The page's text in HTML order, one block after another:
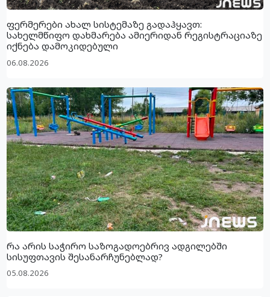
ფერმერები ახალ სისტემაზე გადაჰყავთ:
სახელმწიფო დახმარება ამიერიდან რეგისტრაციაზე
იქნება დამოკიდებული
06.08.2026
რა არის საჭირო საზოგადოებრივ ადგილებში
სისუფთავის შესანარჩუნებლად?
05.08.2026